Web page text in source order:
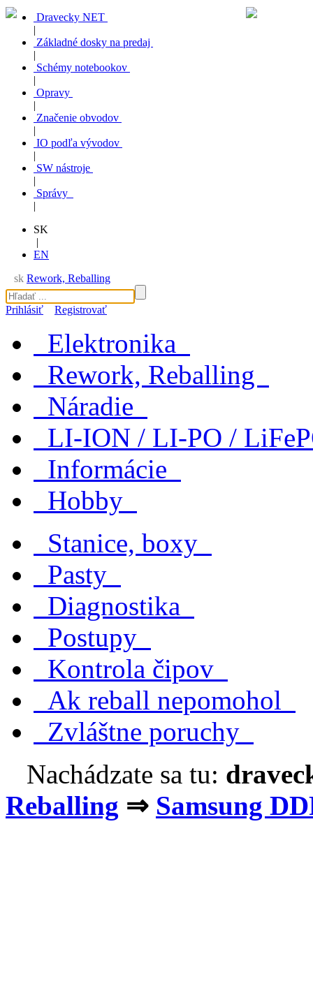
Dravecky NET
|
Základné dosky na predaj
|
Schémy notebookov
|
Opravy
|
Značenie obvodov
|
IO podľa vývodov
|
SW nástroje
|
Správy
|
SK
|
EN
sk Rework, Reballing
Prihlásiť Registrovať
Elektronika
Rework, Reballing
Náradie
LI-ION / LI-PO /
Informácie
Hobby
Stanice, boxy
Pasty
Diagnostika
Postupy
Kontrola čipov
Ak reball nepomohol
Zvláštne poruchy
Nachádzate sa tu:
Reballing ⇒ Samsung